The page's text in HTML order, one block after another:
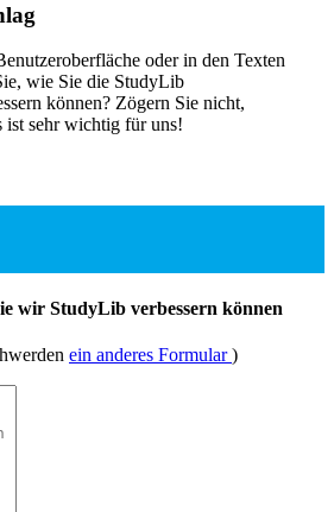
oder in den Texten
wie Sie die StudyLib
können? Zögern Sie nicht,
ist sehr wichtig für uns!
wir StudyLib verbessern können
ein anderes Formular)